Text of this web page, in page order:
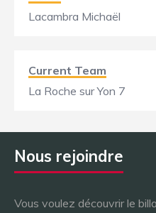
Lacambra Michaël
Current Team
La Roche sur Yon 7
Nous rejoindre
Vous voulez découvrir le